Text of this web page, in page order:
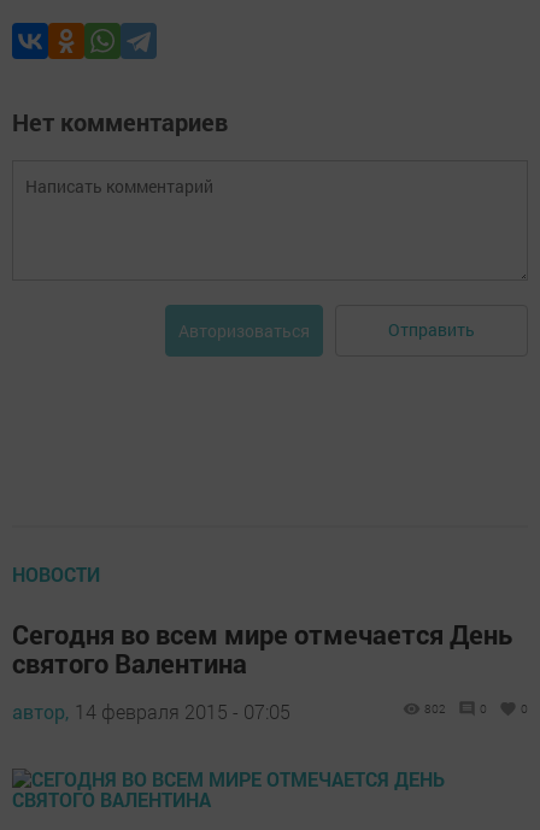
Нет комментариев
Авторизоваться Отправить
НОВОСТИ
Сегодня во всем мире отмечается День
святого Валентина
автор, 14 февраля 2015 - 07:05 802 0 0